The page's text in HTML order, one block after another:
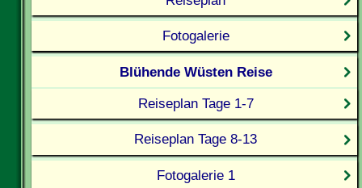
Fotogalerie
Blühende Wüsten Reise
Reiseplan Tage 1-7
Reiseplan Tage 8-13
Fotogalerie 1